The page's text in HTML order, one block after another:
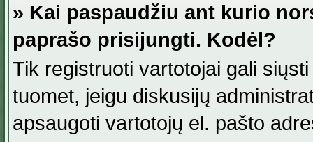
» Kai paspaudžiu ant kurio
paprašo prisijungti. Kodėl?
Tik registruoti vartotojai gali
tuomet, jeigu diskusijų
apsaugoti vartotojų el. pašto